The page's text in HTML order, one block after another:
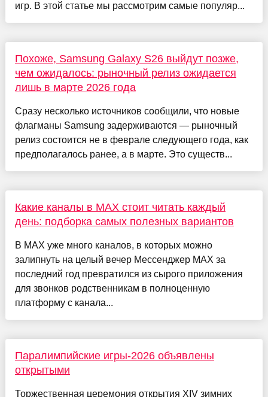
игр. В этой статье мы рассмотрим самые популяр...
Похоже, Samsung Galaxy S26 выйдут позже,
чем ожидалось: рыночный релиз ожидается
лишь в марте 2026 года
Сразу несколько источников сообщили, что новые
флагманы Samsung задерживаются — рыночный
релиз состоится не в феврале следующего года, как
предполагалось ранее, а в марте. Это существ...
Какие каналы в MAX стоит читать каждый
день: подборка самых полезных вариантов
В MAX уже много каналов, в которых можно
залипнуть на целый вечер Мессенджер MAX за
последний год превратился из сырого приложения
для звонков родственникам в полноценную
платформу с канала...
Паралимпийские игры-2026 объявлены
открытыми
Торжественная церемония открытия XIV зимних